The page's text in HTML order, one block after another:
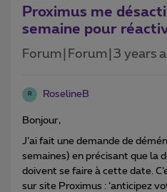
Proximus me
semaine pour
Forum|Forum|3 years
R RoselineB
Bonjour,
J’ai fait une demande de
semaines) en précisant que la
doivent se faire à cette date.
sur site Proximus : ‘anticipez